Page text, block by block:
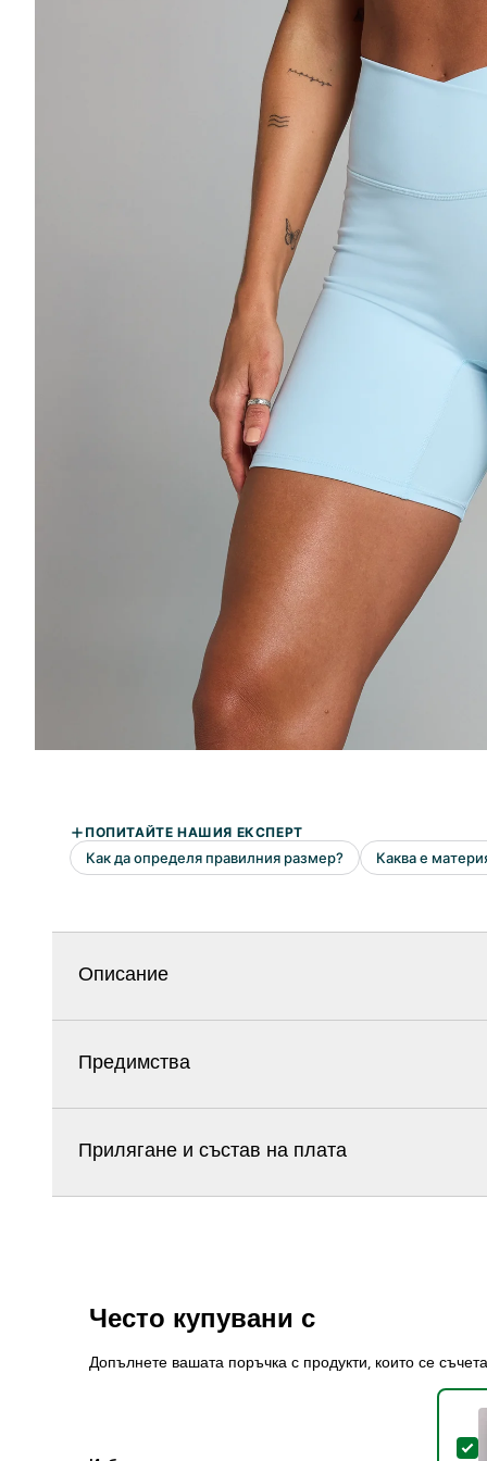
Описание
Предимства
Прилягане и състав на плата
Често купувани с
Допълнете вашата поръчка с продукти, които се